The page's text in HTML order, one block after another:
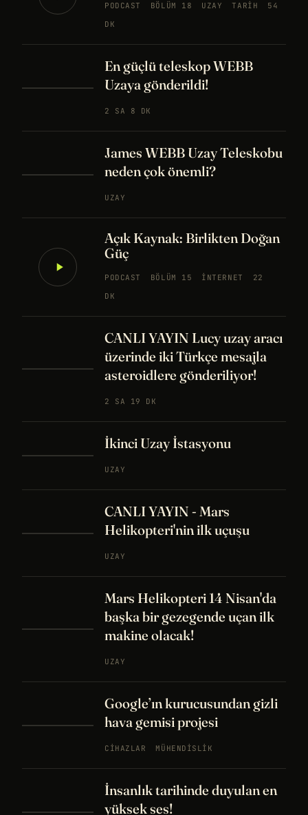
PODCAST BÖLÜM 18 UZAY TARIH
54
DK
En güçlü teleskop WEBB
Uzaya gönderildi!
2 SA 8 DK
James WEBB Uzay Teleskobu
neden çok önemli?
UZAY
Açık Kaynak: Birlikten Doğan
Güç
PODCAST BÖLÜM 15 İNTERNET
22
DK
CANLI YAYIN Lucy uzay aracı
üzerinde iki Türkçe mesajla
asteroidlere gönderiliyor!
2 SA 19 DK
İkinci Uzay İstasyonu
UZAY
CANLI YAYIN - Mars
Helikopteri'nin ilk uçuşu
UZAY
Mars Helikopteri 14 Nisan'da
başka bir gezegende uçan ilk
makine olacak!
UZAY
Google’ın kurucusundan gizli
hava gemisi projesi
CIHAZLAR MÜHENDISLIK
İnsanlık tarihinde duyulan en
yüksek ses!